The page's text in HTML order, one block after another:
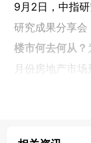
9月2日，中指
研究成果分享会
楼市何去何从？
月份房地产市